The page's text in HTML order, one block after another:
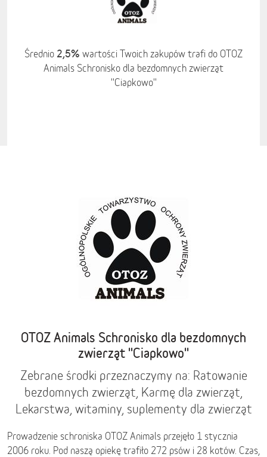
Średnio 2,5% wartości Twoich zakupów trafi do OTOZ
Animals Schronisko dla bezdomnych zwierząt
''Ciapkowo''
OTOZ Animals Schronisko dla bezdomnych
zwierząt ''Ciapkowo''
Zebrane środki przeznaczymy na: Ratowanie
bezdomnych zwierząt, Karmę dla zwierząt,
Lekarstwa, witaminy, suplementy dla zwierząt
Prowadzenie schroniska OTOZ Animals przejęło 1 stycznia
2006 roku. Pod naszą opiekę trafiło 272 psów i 28 kotów. Czas,